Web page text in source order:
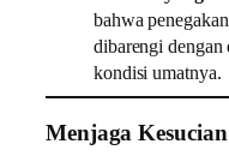
bahwa
dibarengi dengan
kondisi umatnya.
Menjaga